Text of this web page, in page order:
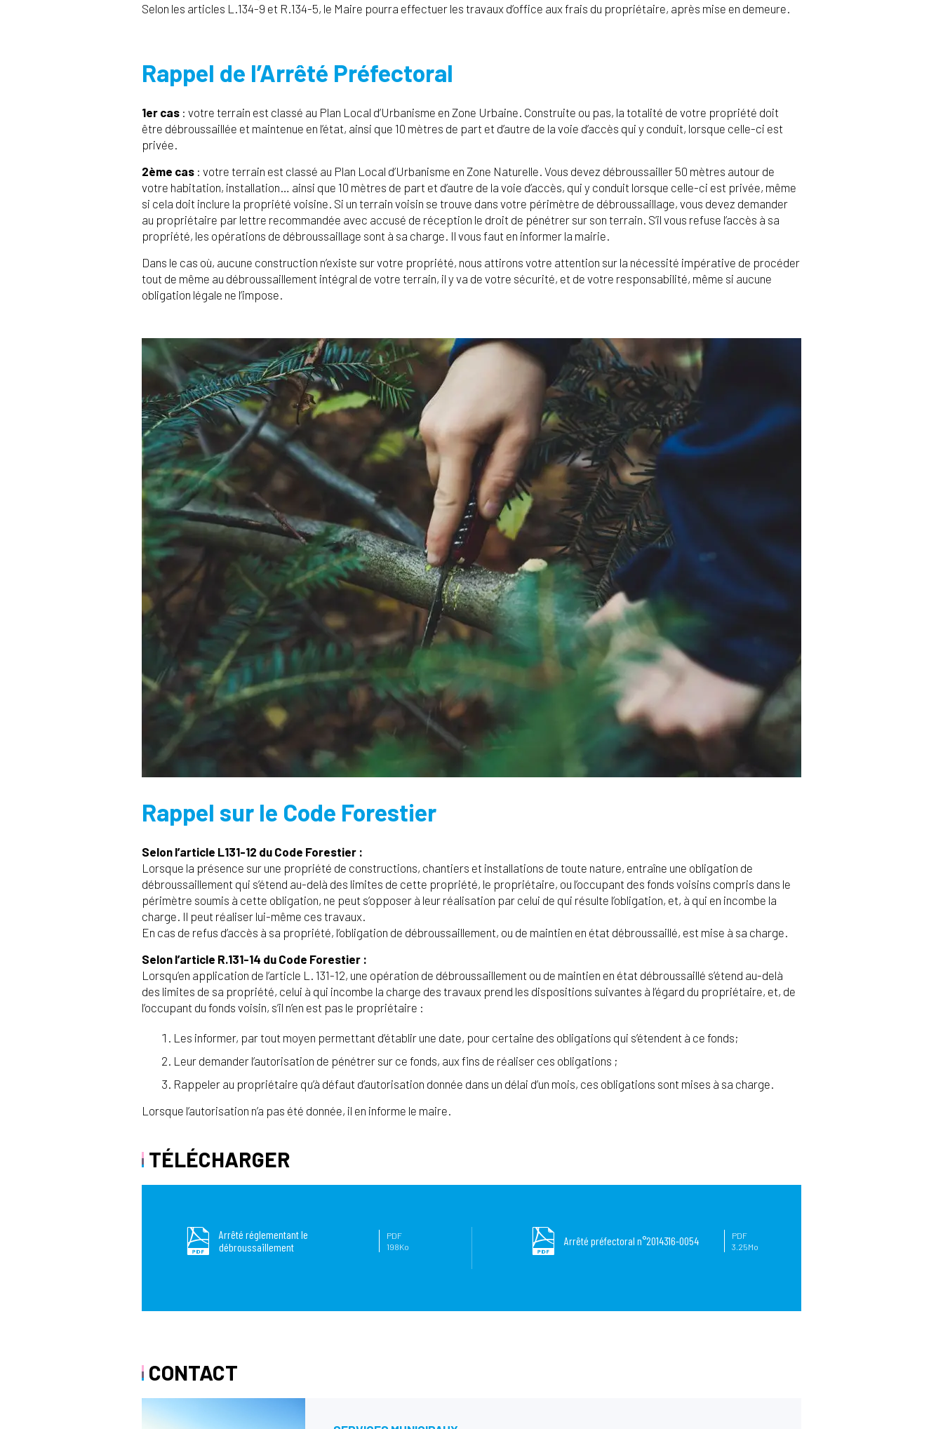
Selon les articles L.134-9 et R.134-5, le Maire pourra effectuer les travaux d’office aux frais du propriétaire, après mise en demeure.
Rappel de l’Arrêté Préfectoral
1er cas : votre terrain est classé au Plan Local d’Urbanisme en Zone Urbaine. Construite ou pas, la totalité de votre propriété doit
être débroussaillée et maintenue en l’état, ainsi que 10 mètres de part et d’autre de la voie d’accès qui y conduit, lorsque celle-ci est
privée.
2ème cas : votre terrain est classé au Plan Local d’Urbanisme en Zone Naturelle. Vous devez débroussailler 50 mètres autour de
votre habitation, installation… ainsi que 10 mètres de part et d’autre de la voie d’accès, qui y conduit lorsque celle-ci est privée, même
si cela doit inclure la propriété voisine. Si un terrain voisin se trouve dans votre périmètre de débroussaillage, vous devez demander
au propriétaire par lettre recommandée avec accusé de réception le droit de pénétrer sur son terrain. S’il vous refuse l’accès à sa
propriété, les opérations de débroussaillage sont à sa charge. Il vous faut en informer la mairie.
Dans le cas où, aucune construction n’existe sur votre propriété, nous attirons votre attention sur la nécessité impérative de procéder
tout de même au débroussaillement intégral de votre terrain, il y va de votre sécurité, et de votre responsabilité, même si aucune
obligation légale ne l’impose.
Rappel sur le Code Forestier
Selon l’article L131-12 du Code Forestier :
Lorsque la présence sur une propriété de constructions, chantiers et installations de toute nature, entraîne une obligation de
débroussaillement qui s’étend au-delà des limites de cette propriété, le propriétaire, ou l’occupant des fonds voisins compris dans le
périmètre soumis à cette obligation, ne peut s’opposer à leur réalisation par celui de qui résulte l’obligation, et, à qui en incombe la
charge. Il peut réaliser lui-même ces travaux.
En cas de refus d’accès à sa propriété, l’obligation de débroussaillement, ou de maintien en état débroussaillé, est mise à sa charge.
Selon l’article R.131-14 du Code Forestier :
Lorsqu’en application de l’article L. 131-12, une opération de débroussaillement ou de maintien en état débroussaillé s’étend au-delà
des limites de sa propriété, celui à qui incombe la charge des travaux prend les dispositions suivantes à l’égard du propriétaire, et, de
l’occupant du fonds voisin, s’il n’en est pas le propriétaire :
Les informer, par tout moyen permettant d’établir une date, pour certaine des obligations qui s’étendent à ce fonds;
Leur demander l’autorisation de pénétrer sur ce fonds, aux fins de réaliser ces obligations ;
Rappeler au propriétaire qu’à défaut d’autorisation donnée dans un délai d’un mois, ces obligations sont mises à sa charge.
Lorsque l’autorisation n’a pas été donnée, il en informe le maire.
TÉLÉCHARGER
Arrêté réglementant le
débroussaillement
PDF
198Ko
Arrêté préfectoral n°2014316-0054
PDF
3.25Mo
CONTACT